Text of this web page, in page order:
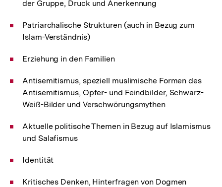
der Gruppe, Druck und Anerkennung
Patriarchalische Strukturen (auch in Bezug zum
Islam-Verständnis)
Erziehung in den Familien
Antisemitismus, speziell muslimische Formen des
Antisemitismus, Opfer- und Feindbilder, Schwarz-
Weiß-Bilder und Verschwörungsmythen
Aktuelle politische Themen in Bezug auf Islamismus
und Salafismus
Identität
Kritisches Denken, Hinterfragen von Dogmen